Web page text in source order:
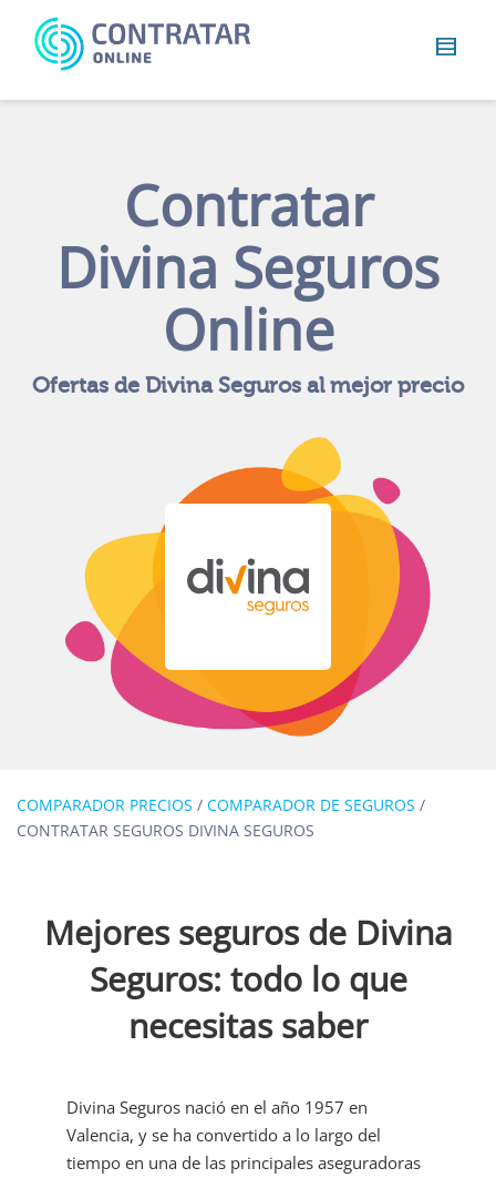
Busca
Contratar
Divina Seguros
Online
Ofertas de Divina Seguros al mejor precio
COMPARADOR PRECIOS / COMPARADOR DE SEGUROS /
CONTRATAR SEGUROS DIVINA SEGUROS
Mejores seguros de Divina
Seguros: todo lo que
necesitas saber
Divina Seguros nació en el año 1957 en
Valencia, y se ha convertido a lo largo del
tiempo en una de las principales aseguradoras